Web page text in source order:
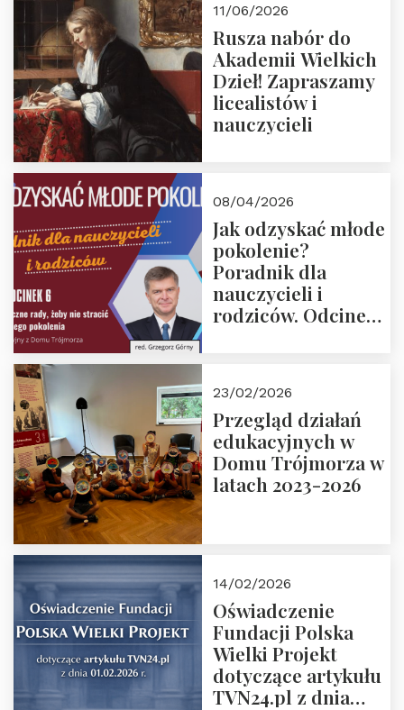
11/06/2026
Rusza nabór do
Akademii Wielkich
Dzieł! Zapraszamy
licealistów i
nauczycieli
08/04/2026
Jak odzyskać młode
pokolenie?
Poradnik dla
nauczycieli i
rodziców. Odcinek
Rozmawiają red.
Grzegorz Górny i
prof. Michał
Łuczewski
23/02/2026
Przegląd działań
edukacyjnych w
Domu Trójmorza w
latach 2023-2026
14/02/2026
Oświadczenie
Fundacji Polska
Wielki Projekt
dotyczące artykułu
TVN24.pl z dnia